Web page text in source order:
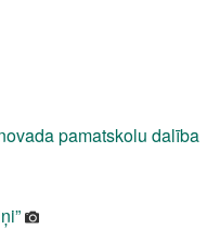
pamatskolu dalība